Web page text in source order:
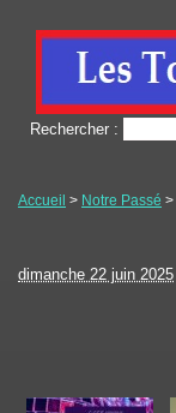
Rechercher :
Accueil > Notre Passé >
dimanche 22 juin 2025